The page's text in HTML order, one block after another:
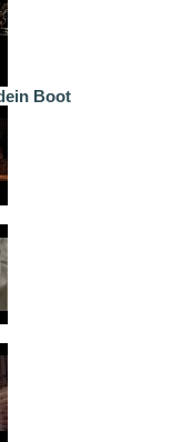
Boot